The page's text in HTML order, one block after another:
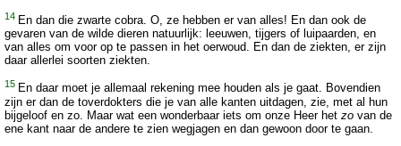
14 En dan die zwarte cobra. O, ze hebben er van alles! En dan ook de
gevaren van de wilde dieren natuurlijk: leeuwen, tijgers of luipaarden, en
van alles om voor op te passen in het oerwoud. En dan de ziekten, er zijn
daar allerlei soorten ziekten.
15 En daar moet je allemaal rekening mee houden als je gaat. Bovendien
zijn er dan de toverdokters die je van alle kanten uitdagen, zie, met al hun
bijgeloof en zo. Maar wat een wonderbaar iets om onze Heer het zo van de
ene kant naar de andere te zien wegjagen en dan gewoon door te gaan.